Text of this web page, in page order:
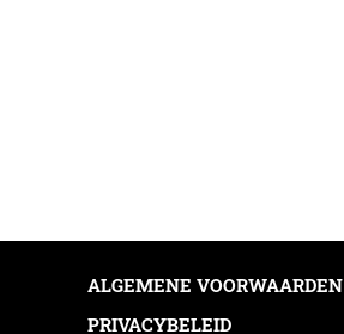
ALGEMENE VOORWAARDEN
PRIVACYBELEID